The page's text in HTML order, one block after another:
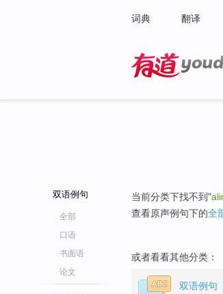
词典 翻译
双语例句
全部
口语
书面语
论文
当前分类下找不到"
查看原声例句下的全
或者看看其他分类：
双语例句